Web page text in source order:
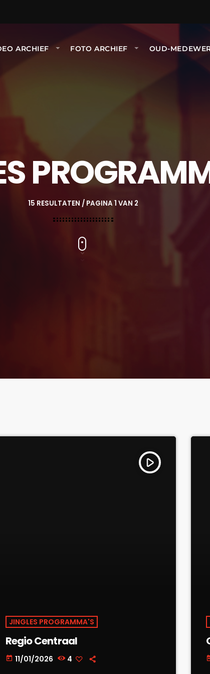
ARCHIEF FOTO ARCHIEF OUD-
15 RESULTATEN / PAGINA 1 VAN 2
play_arrow
JINGLES PROGRAMMA'S
Regio Centraal
today 11/01/2026 4